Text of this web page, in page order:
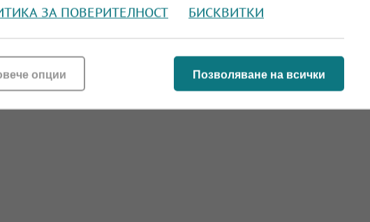
ЗА ПОВЕРИТЕЛНОСТ БИСКВИТКИ
Позволяване на всички
опции